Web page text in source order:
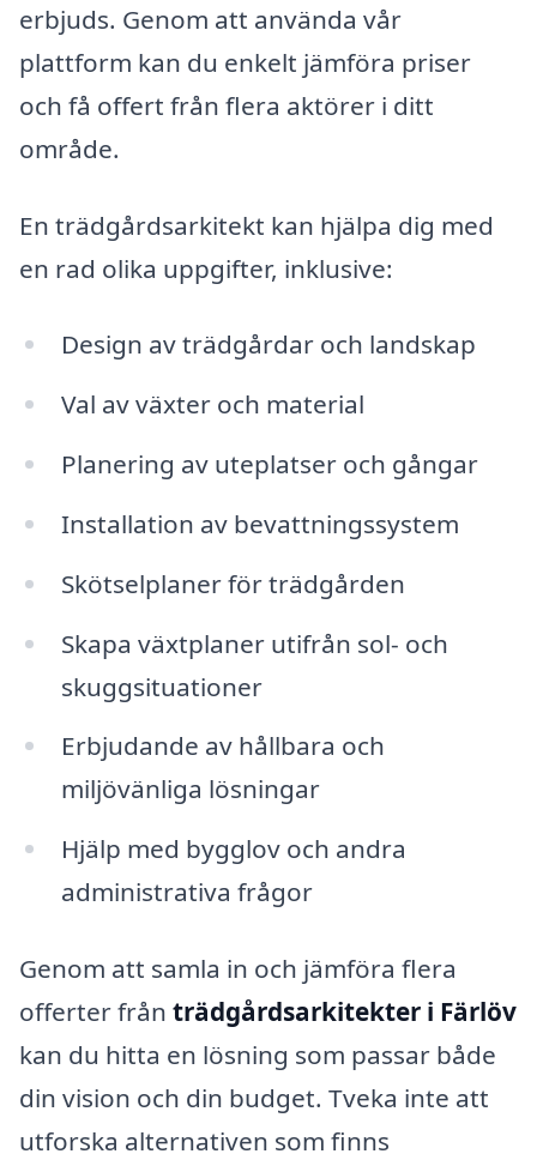
erbjuds. Genom att använda vår
plattform kan du enkelt jämföra priser
och få offert från flera aktörer i ditt
område.
En trädgårdsarkitekt kan hjälpa dig med
en rad olika uppgifter, inklusive:
Design av trädgårdar och landskap
Val av växter och material
Planering av uteplatser och gångar
Installation av bevattningssystem
Skötselplaner för trädgården
Skapa växtplaner utifrån sol- och
skuggsituationer
Erbjudande av hållbara och
miljövänliga lösningar
Hjälp med bygglov och andra
administrativa frågor
Genom att samla in och jämföra flera
offerter från trädgårdsarkitekter i Färlöv
kan du hitta en lösning som passar både
din vision och din budget. Tveka inte att
utforska alternativen som finns